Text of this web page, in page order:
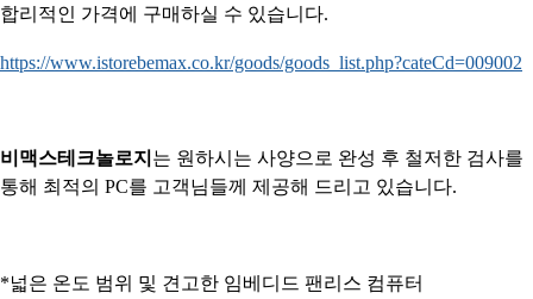
합리적인 가격에 구매하실 수 있습니다.
https://www.istorebemax.co.kr/goods/goods_list.php?cateCd=009002
비맥스테크놀로지 는 원하시는 사양으로 완성 후 철저한 검사를
통해 최적의 PC를 고객님들께 제공해 드리고 있습니다.
*넓은 온도 범위 및 견고한 임베디드 팬리스 컴퓨터